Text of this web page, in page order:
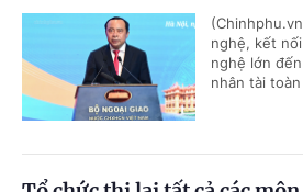
nghệ, kết
nghệ lớn
nhân tài